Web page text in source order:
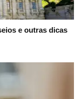
e outras dicas